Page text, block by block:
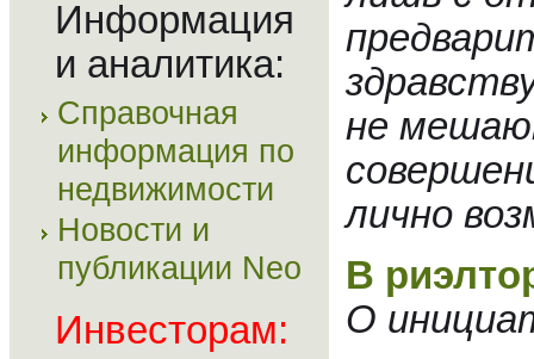
Информация
и аналитика:
Справочная
информация по
недвижимости
Новости и
публикации Neo
Инвесторам:
не
лично
В
О